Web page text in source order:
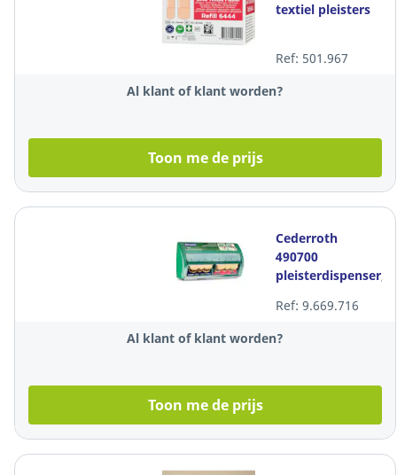
textiel pleisters
Ref: 501.967
Al klant of klant worden?
Toon me de prijs
Cederroth
490700
pleisterdispenser,
Ref: 9.669.716
Al klant of klant worden?
Toon me de prijs